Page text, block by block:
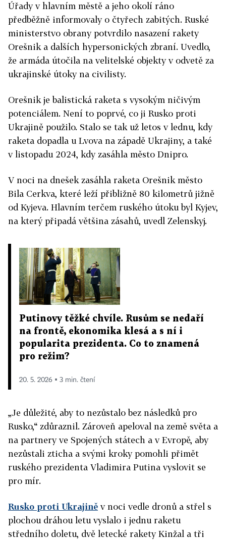
Úřady v hlavním městě a jeho okolí ráno
předběžně informovaly o čtyřech zabitých. Ruské
ministerstvo obrany potvrdilo nasazení rakety
Orešnik a dalších hypersonických zbraní. Uvedlo,
že armáda útočila na velitelské objekty v odvetě za
ukrajinské útoky na civilisty.
Orešnik je balistická raketa s vysokým ničivým
potenciálem. Není to poprvé, co ji Rusko proti
Ukrajině použilo. Stalo se tak už letos v lednu, kdy
raketa dopadla u Lvova na západě Ukrajiny, a také
v listopadu 2024, kdy zasáhla město Dnipro.
V noci na dnešek zasáhla raketa Orešnik město
Bila Cerkva, které leží přibližně 80 kilometrů jižně
od Kyjeva. Hlavním terčem ruského útoku byl Kyjev,
na který připadá většina zásahů, uvedl Zelenskyj.
Putinovy těžké chvíle. Rusům se nedaří
na frontě, ekonomika klesá a s ní i
popularita prezidenta. Co to znamená
pro režim?
20. 5. 2026 ▪ 3 min. čtení
„Je důležité, aby to nezůstalo bez následků pro
Rusko,“ zdůraznil. Zároveň apeloval na země světa a
na partnery ve Spojených státech a v Evropě, aby
nezůstali zticha a svými kroky pomohli přimět
ruského prezidenta Vladimira Putina vyslovit se
pro mír.
Rusko proti Ukrajině v noci vedle dronů a střel s
plochou dráhou letu vyslalo i jednu raketu
středního doletu, dvě letecké rakety Kinžal a tři